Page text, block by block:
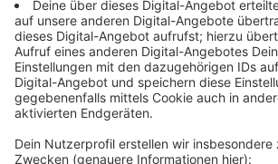
sie Videos davon später im Internet
haben, kennt die Gemeinde Kall die
inzwischen. Eine vor wenigen
erneuerte Bahnunterführung ist
Graffiti beschmiert worden.